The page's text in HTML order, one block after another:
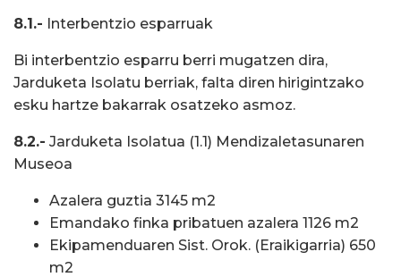
8.1.- Interbentzio esparruak
Bi interbentzio esparru berri mugatzen dira,
Jarduketa Isolatu berriak, falta diren hirigintzako
esku hartze bakarrak osatzeko asmoz.
8.2.- Jarduketa Isolatua (1.1) Mendizaletasunaren
Museoa
Azalera guztia 3145 m2
Emandako finka pribatuen azalera 1126 m2
Ekipamenduaren Sist. Orok. (Eraikigarria) 650
m2